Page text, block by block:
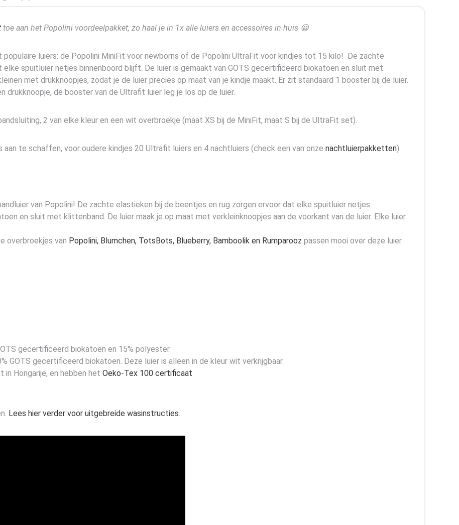
toe aan het Popolini voordeelpakket, zo haal je in 1x alle luiers en accessoires in huis 😀
luiers: de Popolini MiniFit voor newborns of de Popolini UltraFit voor kindjes tot 15 kilo! De zachte
spuitluier netjes binnenboord blijft. De luier is gemaakt van GOTS gecertificeerd biokatoen en sluit met
met drukknoopjes, zodat je de luier precies op maat van je kindje maakt. Er zit standaard 1 booster bij de luier.
drukknoopje, de booster van de Ultrafit luier leg je los op de luier.
2 van elke kleur en een wit overbroekje (maat XS bij de MiniFit, maat S bij de UltraFit set).
aan te schaffen, voor oudere kindjes 20 Ultrafit luiers en 4 nachtluiers (check een van onze nachtluierpakketten).
van Popolini! De zachte elastieken bij de beentjes en rug zorgen ervoor dat elke spuitluier netjes
en sluit met klittenband. De luier maak je op maat met verkleinknoopjes aan de voorkant van de luier. Elke luier
overbroekjes van Popolini, Blumchen, TotsBots, Blueberry, Bamboolik en Rumparooz passen mooi over deze luier.
gecertificeerd biokatoen en 15% polyester.
GOTS gecertificeerd biokatoen. Deze luier is alleen in de kleur wit verkrijgbaar.
in Hongarije, en hebben het Oeko-Tex 100 certificaat
Lees hier verder voor uitgebreide wasinstructies.